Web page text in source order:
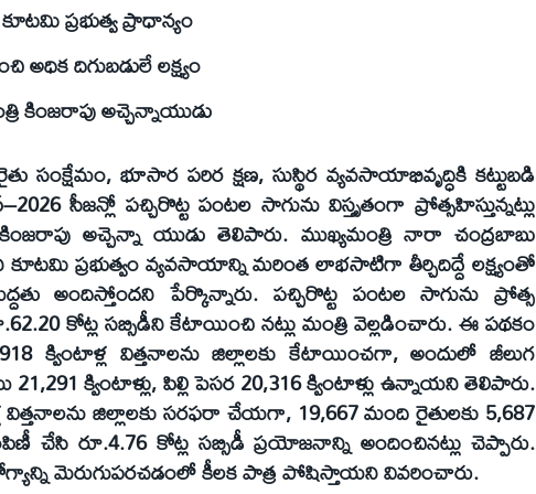
ప్రభుత్వ ప్రాధాన్యం
అధిక దిగుబడులే లక్ష్యం
కింజరాపు అచ్చెన్నాయుడు
సంక్షేమం, భూసార పరిర క్షణ, సుస్థిర వ్యవసాయాభివృద్ధికి కట్టుబడి
సీజన్లో పచ్చిరొట్ట పంటల సాగును విస్తృతంగా ప్రోత్సహిస్తున్నట్లు
అచ్చెన్నా యుడు తెలిపారు. ముఖ్యమంత్రి నారా చంద్రబాబు
ప్రభుత్వం వ్యవసాయాన్ని మరింత లాభసాటిగా తీర్చిదిద్దే లక్ష్యంతో
అందిస్తోందని పేర్కొన్నారు. పచ్చిరొట్ట పంటల సాగును ప్రోత్స
కోట్ల సబ్సిడీని కేటాయించి నట్లు మంత్రి వెల్లడించారు. ఈ పథకం
క్వింటాళ్ల విత్తనాలను జిల్లాలకు కేటాయించగా, అందులో జీలుగ
21,291 క్వింటాళ్లు, పిల్లి పెసర 20,316 క్వింటాళ్లు ఉన్నాయని తెలిపారు.
విత్తనాలను జిల్లాలకు సరఫరా చేయగా, 19,667 మంది రైతులకు 5,687
చేసి రూ.4.76 కోట్ల సబ్సిడీ ప్రయోజనాన్ని అందించినట్లు చెప్పారు.
మెరుగుపరచడంలో కీలక పాత్ర పోషిస్తాయని వివరించారు.